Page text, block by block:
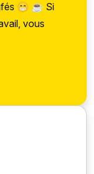
😁 ☕ Si
vous